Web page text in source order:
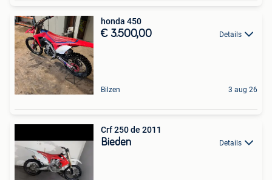
honda 450
€ 3.500,00 Details
Bilzen 3 aug 26
Crf 250 de 2011
Bieden Details